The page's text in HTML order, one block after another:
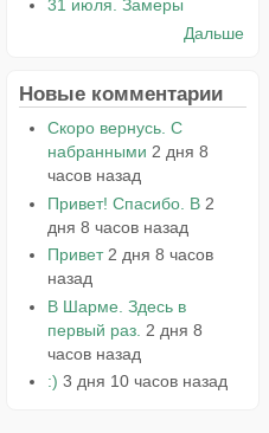
31 июля. Замеры
Дальше
Новые комментарии
Скоро вернусь. С
набранными 2 дня 8
часов назад
Привет! Спасибо. В 2
дня 8 часов назад
Привет 2 дня 8 часов
назад
В Шарме. Здесь в
первый раз. 2 дня 8
часов назад
:) 3 дня 10 часов назад